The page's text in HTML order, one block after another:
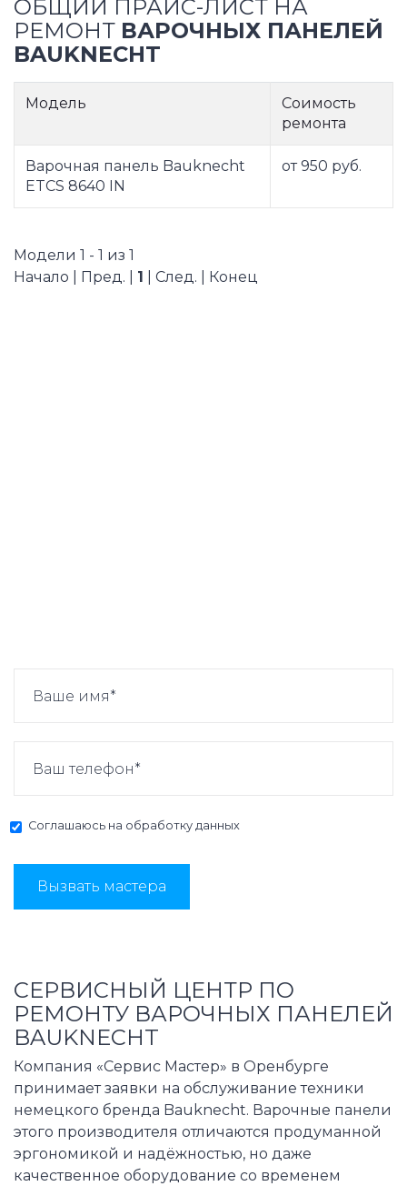
ОБЩИЙ ПРАЙС-ЛИСТ НА
РЕМОНТ ВАРОЧНЫХ ПАНЕЛЕЙ
BAUKNECHT
Модель
Соимость
ремонта
Варочная панель Bauknecht
ETCS 8640 IN
от 950 руб.
Модели 1 - 1 из 1
Начало | Пред. | 1 | След. | Конец
Соглашаюсь на обработку данных
Вызвать мастера
СЕРВИСНЫЙ ЦЕНТР ПО
РЕМОНТУ ВАРОЧНЫХ ПАНЕЛЕЙ
BAUKNECHT
Компания «Сервис Мастер» в Оренбурге
принимает заявки на обслуживание техники
немецкого бренда Bauknecht. Варочные панели
этого производителя отличаются продуманной
эргономикой и надёжностью, но даже
качественное оборудование со временем